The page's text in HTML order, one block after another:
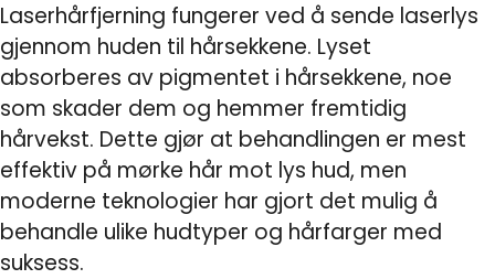
Laserhårfjerning fungerer ved å sende laserlys
gjennom huden til hårsekkene. Lyset
absorberes av pigmentet i hårsekkene, noe
som skader dem og hemmer fremtidig
hårvekst. Dette gjør at behandlingen er mest
effektiv på mørke hår mot lys hud, men
moderne teknologier har gjort det mulig å
behandle ulike hudtyper og hårfarger med
suksess.